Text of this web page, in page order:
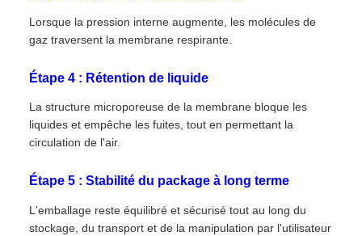
Lorsque la pression interne augmente, les molécules de
gaz traversent la membrane respirante.
Étape 4 : Rétention de liquide
La structure microporeuse de la membrane bloque les
liquides et empêche les fuites, tout en permettant la
circulation de l'air.
Étape 5 : Stabilité du package à long terme
L'emballage reste équilibré et sécurisé tout au long du
stockage, du transport et de la manipulation par l'utilisateur